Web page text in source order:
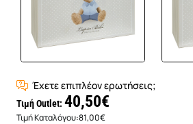
Έχετε επιπλέον ερωτήσεις;
Τιμή Outlet: 40,50€
Τιμή Καταλόγου:81,00€